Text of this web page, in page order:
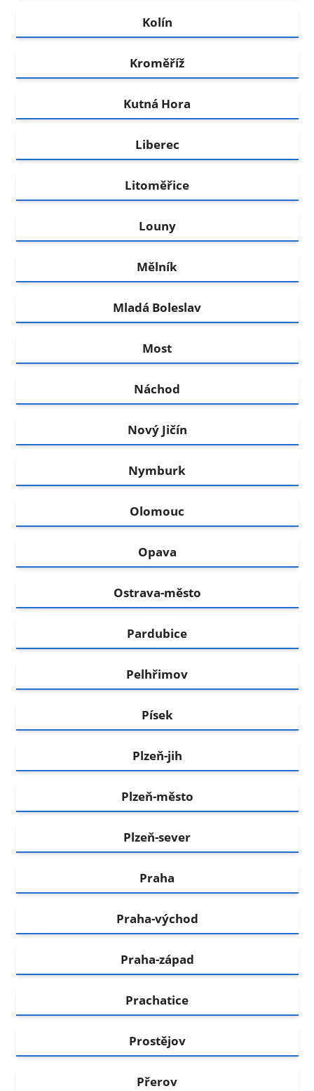
Kolín
Kroměříž
Kutná Hora
Liberec
Litoměřice
Louny
Mělník
Mladá Boleslav
Most
Náchod
Nový Jičín
Nymburk
Olomouc
Opava
Ostrava-město
Pardubice
Pelhřimov
Písek
Plzeň-jih
Plzeň-město
Plzeň-sever
Praha
Praha-východ
Praha-západ
Prachatice
Prostějov
Přerov